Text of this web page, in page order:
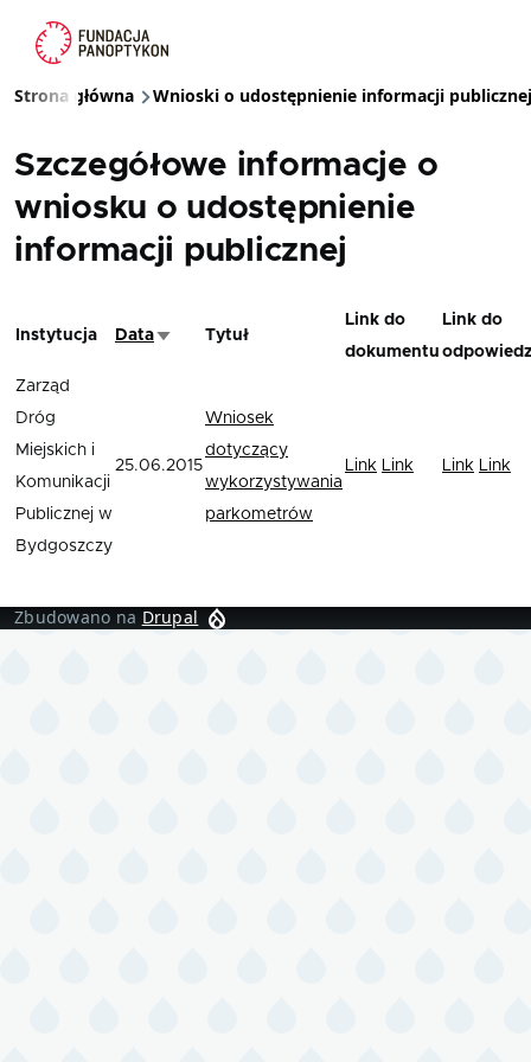
Ścieżka nawigacyjna
Strona główna Wnioski o udostępnienie informacji publicznej
Szczegółowe informacje o
wniosku o udostępnienie
informacji publicznej
Instytucja DataSortuj rosnąco
Tytuł
Link do
dokumentu
Link do
Zarząd
Dróg
Miejskich i
Komunikacji
Publicznej w
Bydgoszczy
25.06.2015
Wniosek
dotyczący
wykorzystywania
parkometrów
Link Link Link Link
Zbudowano na Drupal